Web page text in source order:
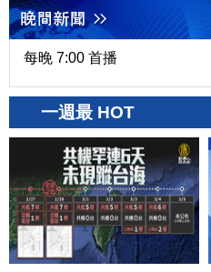
每晚 7:00 首播
一週最 HOT